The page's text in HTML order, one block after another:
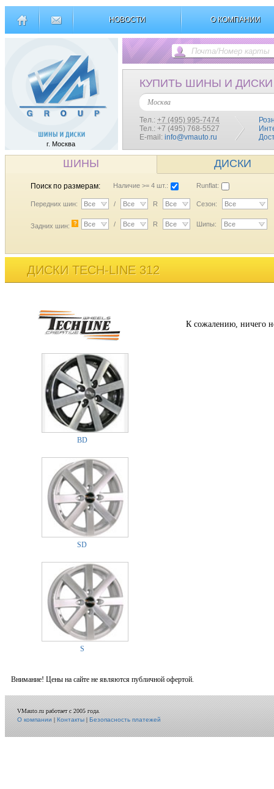
НОВОСТИ О КОМПАНИИ
г. Москва
КУПИТЬ ШИНЫ И ДИСКИ
Москва
Тел.: +7 (495) 995-7474
Тел.: +7 (495) 768-5527
E-mail: info@vmauto.ru
ШИНЫ ДИСКИ
Поиск по размерам: Наличие >= 4 шт.: Runflat:
Передних шин: Все / Все R Все Сезон: Все
Задних шин: ? Все / Все R Все Шипы: Все
ДИСКИ TECH-LINE 312
BD
SD
S
К сожалению, ничего
Внимание! Цены на сайте не являются публичной офертой.
VMauto.ru работает с 2005 года.
О компании|Контакты|Безопасность платежей